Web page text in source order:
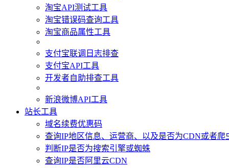
淘宝API测试工具
淘宝错误码查询工具
淘宝商品属性工具
支付宝联调日志排查
支付宝API工具
开发者自助排查工具
新浪微博API工具
站长工具
域名续费优惠码
查询IP地区信息、运营商、以及是否为CDN或者爬
判断IP是否为搜索引擎或蜘蛛
查询IP是否阿里云CDN